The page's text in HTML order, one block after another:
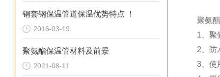
钢套钢保温管道保温优势特点 ！
2016-03-19
聚氨酯保温管材料及前景
2021-08-11
聚氨
1 、
2 、
3 、